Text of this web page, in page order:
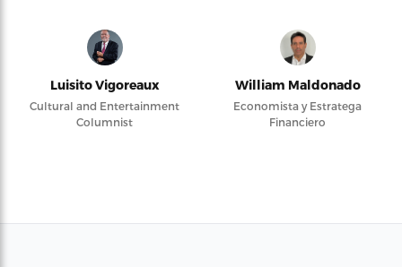
Luisito Vigoreaux
Cultural and Entertainment
Columnist
William Maldonado
Economista y Estratega
Financiero